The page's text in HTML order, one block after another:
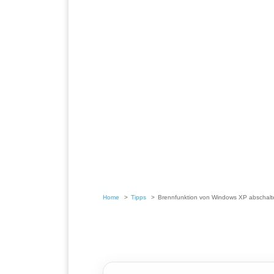
Home Tipps Brennfunktion von Windows XP